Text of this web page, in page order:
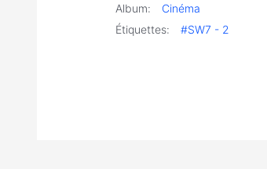
Album:
Cinéma
Étiquettes:
#SW7 - 2